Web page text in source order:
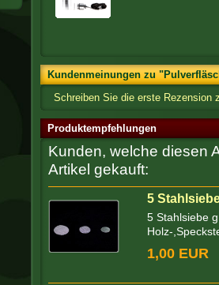
Kundenmeinungen zu
Schreiben Sie die erste Rezension
Produktempfehlungen
Kunden, welche diesen
Artikel gekauft:
5
5 Stahlsiebe
Holz-
1,00 EUR